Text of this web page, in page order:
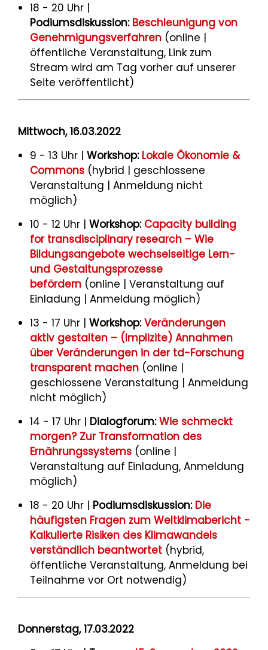
18 - 20 Uhr |
Podiumsdiskussion: Beschleunigung von
Genehmigungsverfahren (online |
öffentliche Veranstaltung, Link zum
Stream wird am Tag vorher auf unserer
Seite veröffentlicht)
Mittwoch, 16.03.2022
9 - 13 Uhr | Workshop: Lokale Ökonomie &
Commons (hybrid | geschlossene
Veranstaltung | Anmeldung nicht
möglich)
10 - 12 Uhr | Workshop: Capacity building
for transdisciplinary research – Wie
Bildungsangebote wechselseitige Lern-
und Gestaltungsprozesse
befördern (online | Veranstaltung auf
Einladung | Anmeldung möglich)
13 - 17 Uhr | Workshop:Veränderungen
aktiv gestalten – (Implizite) Annahmen
über Veränderungen in der td-Forschung
transparent machen (online |
geschlossene Veranstaltung | Anmeldung
nicht möglich)
14 - 17 Uhr | Dialogforum:Wie schmeckt
morgen? Zur Transformation des
Ernährungssystems (online |
Veranstaltung auf Einladung, Anmeldung
möglich)
18 - 20 Uhr | Podiumsdiskussion: Die
häufigsten Fragen zum Weltklimabericht -
Kalkulierte Risiken des Klimawandels
verständlich beantwortet (hybrid,
öffentliche Veranstaltung, Anmeldung bei
Teilnahme vor Ort notwendig)
Donnerstag, 17.03.2022